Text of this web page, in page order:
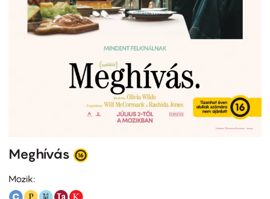
Meghívás
Mozik: